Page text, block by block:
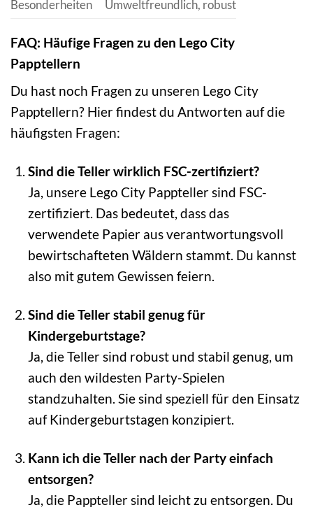
Besonderheiten
Umweltfreundlich, robust
FAQ: Häufige Fragen zu den Lego City
Papptellern
Du hast noch Fragen zu unseren Lego City
Papptellern? Hier findest du Antworten auf die
häufigsten Fragen:
Sind die Teller wirklich FSC-zertifiziert?
Ja, unsere Lego City Pappteller sind FSC-
zertifiziert. Das bedeutet, dass das
verwendete Papier aus verantwortungsvoll
bewirtschafteten Wäldern stammt. Du kannst
also mit gutem Gewissen feiern.
Sind die Teller stabil genug für
Kindergeburtstage?
Ja, die Teller sind robust und stabil genug, um
auch den wildesten Party-Spielen
standzuhalten. Sie sind speziell für den Einsatz
auf Kindergeburtstagen konzipiert.
Kann ich die Teller nach der Party einfach
entsorgen?
Ja, die Pappteller sind leicht zu entsorgen. Du